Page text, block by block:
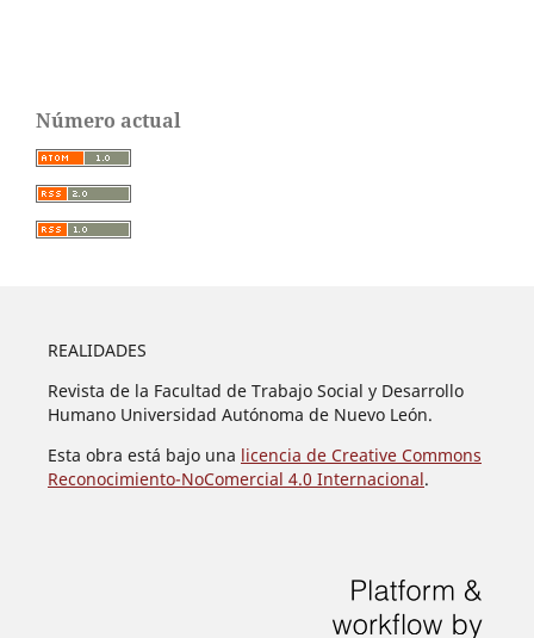
Número actual
REALIDADES
Revista de la Facultad de Trabajo Social y Desarrollo
Humano Universidad Autónoma de Nuevo León.
Esta obra está bajo una licencia de Creative Commons
Reconocimiento-NoComercial 4.0 Internacional.